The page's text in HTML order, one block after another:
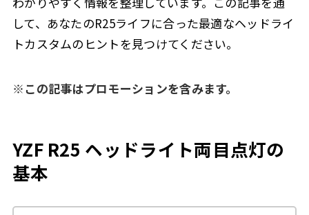
して、あなたのR25ライフに合った最適なヘッドライ
トカスタムのヒントを見つけてください。
※この記事はプロモーションを含みます。
YZF R25 ヘッドライト両目点灯の
基本